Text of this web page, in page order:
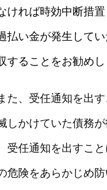
ければ時効中断措
払い金が発生して
することをお勧めし
た、受任通知を出す
しかけていた債務
受任通知を出すこ
危険をあらかじめ